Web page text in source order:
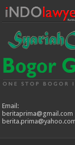
Email:
beritaprima@gmail.com